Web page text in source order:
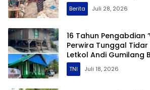
Berita Juli 28, 2026
16 Tahun Pengabdian
Perwira Tunggal Tidar
Letkol Andi Gumilang
Warga Prasejahtera
TNI Juli 18, 2026